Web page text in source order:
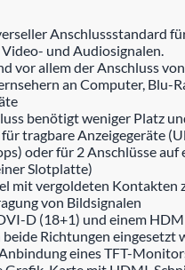
Anschlussstandard
und Audiosignalen.
vor allem der Anschluss von
an Computer, Blu-
benötigt weniger Platz
tragbare Anzeigegeräte
oder für 2 Anschlüsse auf
Slotplatte)
mit vergoldeten Kontakten
von Bildsignalen
D (18+1) und einem
beide Richtungen eingesetzt
eines TFT-